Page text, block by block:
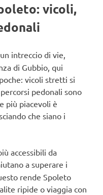
vicoli,
intreccio di vie,
di Gubbio, qui
vicoli stretti si
pedonali sono
più piacevoli è
che siano i
accessibili da
a superare i
rende Spoleto
ripide o viaggia con